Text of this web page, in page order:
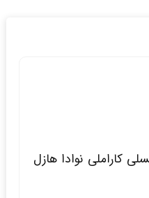
کاراملی نوادا هازل